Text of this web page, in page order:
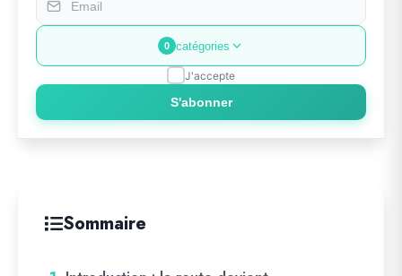
0 catégories
J'accepte
S'abonner
Sommaire